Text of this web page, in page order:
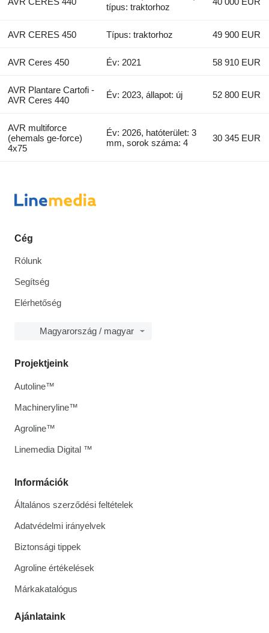
típus: traktorhoz
AVR CERES 450 Típus: traktorhoz 49 900 EUR
AVR Ceres 450 Év: 2021 58 910 EUR
AVR Plantare Cartofi -
AVR Ceres 440
Év: 2023, állapot: új 52 800 EUR
AVR multiforce
(ehemals ge-force)
4x75
Év: 2026, hatóterület: 3
mm, sorok száma: 4
30 345 EUR
Cég
Rólunk
Segítség
Elérhetőség
Magyarország / magyar
Információk
Általános szerződési feltételek
Adatvédelmi irányelvek
Biztonsági tippek
Agroline értékelések
Márkakatalógus
Ajánlataink
Projektjeink
Autoline™
Machineryline™
Agroline™
Linemedia Digital ™